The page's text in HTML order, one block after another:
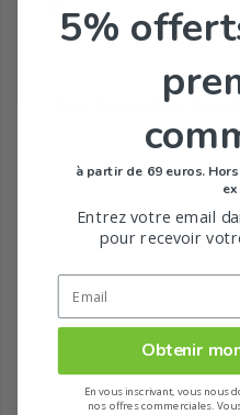
Tous les produits de la
5%
à partir de 69 euros.
Entrez votre email
pour recevoir
Obtenir
En vous inscrivant, vous nous
nos offres commerciales.